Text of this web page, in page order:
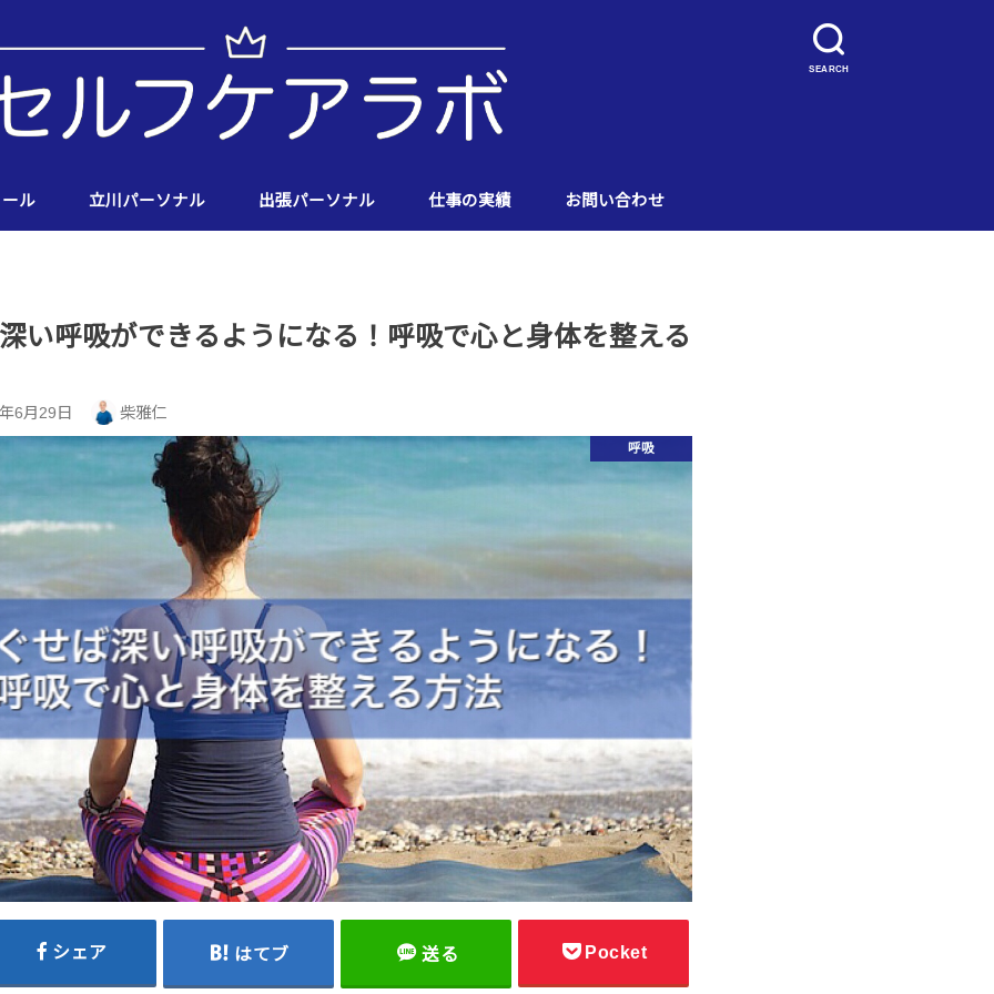
SEARCH
ル 立川パーソナル 出張パーソナル 仕事の実績 お問い合わせ
い呼吸ができるようになる！呼吸で心と身体を整える
6月29日 柴雅仁
呼吸
シェア はてブ 送る Pocket